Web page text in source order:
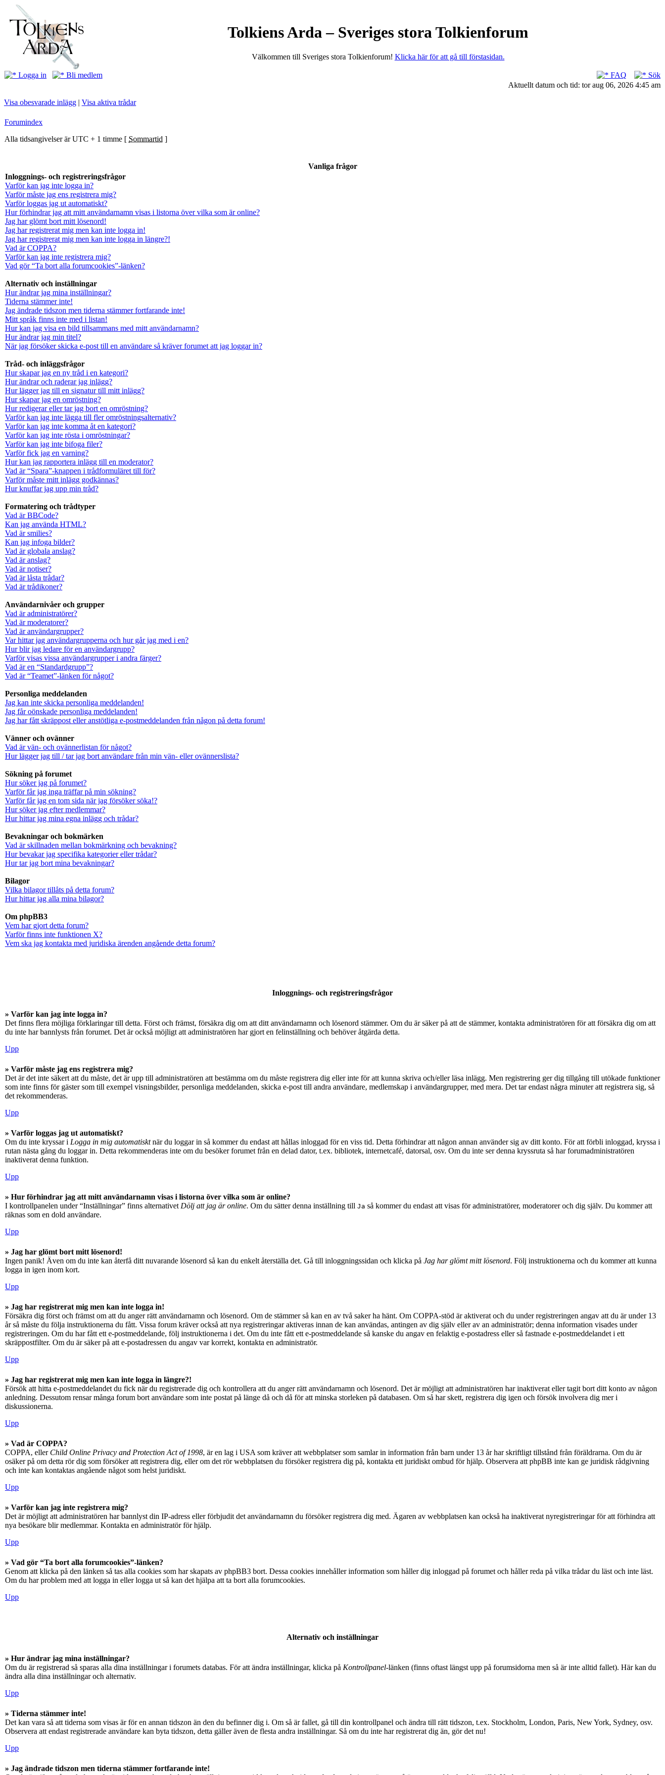
Tolkiens Arda – Sveriges stora Tolkienforum
Välkommen till Sveriges stora Tolkienforum! Klicka här för att gå till förstasidan.
Logga in Bli medlem FAQ
Sök
Aktuellt datum och tid: tor aug 06, 2026 4:45 am
Visa obesvarade inlägg | Visa aktiva trådar
Forumindex
Alla tidsangivelser är UTC + 1 timme [ Sommartid ]
Vanliga frågor
Inloggnings- och registreringsfrågor
Varför kan jag inte logga in?
Varför måste jag ens registrera mig?
Varför loggas jag ut automatiskt?
Hur förhindrar jag att mitt användarnamn visas i listorna över vilka som är online?
Jag har glömt bort mitt lösenord!
Jag har registrerat mig men kan inte logga in!
Jag har registrerat mig men kan inte logga in längre?!
Vad är COPPA?
Varför kan jag inte registrera mig?
Vad gör “Ta bort alla forumcookies”-länken?
Alternativ och inställningar
Hur ändrar jag mina inställningar?
Tiderna stämmer inte!
Jag ändrade tidszon men tiderna stämmer fortfarande inte!
Mitt språk finns inte med i listan!
Hur kan jag visa en bild tillsammans med mitt användarnamn?
Hur ändrar jag min titel?
När jag försöker skicka e-post till en användare så kräver forumet att jag loggar in?
Tråd- och inläggsfrågor
Hur skapar jag en ny tråd i en kategori?
Hur ändrar och raderar jag inlägg?
Hur lägger jag till en signatur till mitt inlägg?
Hur skapar jag en omröstning?
Hur redigerar eller tar jag bort en omröstning?
Varför kan jag inte lägga till fler omröstningsalternativ?
Varför kan jag inte komma åt en kategori?
Varför kan jag inte rösta i omröstningar?
Varför kan jag inte bifoga filer?
Varför fick jag en varning?
Hur kan jag rapportera inlägg till en moderator?
Vad är “Spara”-knappen i trådformuläret till för?
Varför måste mitt inlägg godkännas?
Hur knuffar jag upp min tråd?
Formatering och trådtyper
Vad är BBCode?
Kan jag använda HTML?
Vad är smilies?
Kan jag infoga bilder?
Vad är globala anslag?
Vad är anslag?
Vad är notiser?
Vad är låsta trådar?
Vad är trådikoner?
Användarnivåer och grupper
Vad är administratörer?
Vad är moderatorer?
Vad är användargrupper?
Var hittar jag användargrupperna och hur går jag med i en?
Hur blir jag ledare för en användargrupp?
Varför visas vissa användargrupper i andra färger?
Vad är en “Standardgrupp”?
Vad är “Teamet”-länken för något?
Personliga meddelanden
Jag kan inte skicka personliga meddelanden!
Jag får oönskade personliga meddelanden!
Jag har fått skräppost eller anstötliga e-postmeddelanden från någon på detta forum!
Vänner och ovänner
Vad är vän- och ovännerlistan för något?
Hur lägger jag till / tar jag bort användare från min vän- eller ovännerslista?
Sökning på forumet
Hur söker jag på forumet?
Varför får jag inga träffar på min sökning?
Varför får jag en tom sida när jag försöker söka!?
Hur söker jag efter medlemmar?
Hur hittar jag mina egna inlägg och trådar?
Bevakningar och bokmärken
Vad är skillnaden mellan bokmärkning och bevakning?
Hur bevakar jag specifika kategorier eller trådar?
Hur tar jag bort mina bevakningar?
Bilagor
Vilka bilagor tillåts på detta forum?
Hur hittar jag alla mina bilagor?
Om phpBB3
Vem har gjort detta forum?
Varför finns inte funktionen X?
Vem ska jag kontakta med juridiska ärenden angående detta forum?
Inloggnings- och registreringsfrågor
» Varför kan jag inte logga in?
Det finns flera möjliga förklaringar till detta. Först och främst, försäkra dig om att ditt användarnamn och lösenord stämmer. Om du är säker på att de stämmer, kontakta administratören för att försäkra dig om att
du inte har bannlysts från forumet. Det är också möjligt att administratören har gjort en felinställning och behöver åtgärda detta.
Upp
» Varför måste jag ens registrera mig?
Det är det inte säkert att du måste, det är upp till administratören att bestämma om du måste registrera dig eller inte för att kunna skriva och/eller läsa inlägg. Men registrering ger dig tillgång till utökade funktioner
som inte finns för gäster som till exempel visningsbilder, personliga meddelanden, skicka e-post till andra användare, medlemskap i användargrupper, med mera. Det tar endast några minuter att registrera sig, så
det rekommenderas.
Upp
» Varför loggas jag ut automatiskt?
Om du inte kryssar i Logga in mig automatisktnär du loggar in så kommer du endast att hållas inloggad för en viss tid. Detta förhindrar att någon annan använder sig av ditt konto. För att förbli inloggad, kryssa i
rutan nästa gång du loggar in. Detta rekommenderas inte om du besöker forumet från en delad dator, t.ex. bibliotek, internetcafé, datorsal, osv. Om du inte ser denna kryssruta så har forumadministratören
inaktiverat denna funktion.
Upp
» Hur förhindrar jag att mitt användarnamn visas i listorna över vilka som är online?
I kontrollpanelen under “Inställningar” finns alternativet Dölj att jag är online. Om du sätter denna inställning till Ja så kommer du endast att visas för administratörer, moderatorer och dig själv. Du kommer att
räknas som en dold användare.
Upp
» Jag har glömt bort mitt lösenord!
Ingen panik! Även om du inte kan återfå ditt nuvarande lösenord så kan du enkelt återställa det. Gå till inloggningssidan och klicka på Jag har glömt mitt lösenord. Följ instruktionerna och du kommer att kunna
logga in igen inom kort.
Upp
» Jag har registrerat mig men kan inte logga in!
Försäkra dig först och främst om att du anger rätt användarnamn och lösenord. Om de stämmer så kan en av två saker ha hänt. Om COPPA-stöd är aktiverat och du under registreringen angav att du är under 13
år så måste du följa instruktionerna du fått. Vissa forum kräver också att nya registreringar aktiveras innan de kan användas, antingen av dig själv eller av an administratör; denna information visades under
registreringen. Om du har fått ett e-postmeddelande, följ instruktionerna i det. Om du inte fått ett e-postmeddelande så kanske du angav en felaktig e-postadress eller så fastnade e-postmeddelandet i ett
skräppostfilter. Om du är säker på att e-postadressen du angav var korrekt, kontakta en administratör.
Upp
» Jag har registrerat mig men kan inte logga in längre?!
Försök att hitta e-postmeddelandet du fick när du registrerade dig och kontrollera att du anger rätt användarnamn och lösenord. Det är möjligt att administratören har inaktiverat eller tagit bort ditt konto av någon
anledning. Dessutom rensar många forum bort användare som inte postat på länge då och då för att minska storleken på databasen. Om så har skett, registrera dig igen och försök involvera dig mer i
diskussionerna.
Upp
» Vad är COPPA?
COPPA, eller Child Online Privacy and Protection Act of 1998, är en lag i USA som kräver att webbplatser som samlar in information från barn under 13 år har skriftligt tillstånd från föräldrarna. Om du är
osäker på om detta rör dig som försöker att registrera dig, eller om det rör webbplatsen du försöker registrera dig på, kontakta ett juridiskt ombud för hjälp. Observera att phpBB inte kan ge juridisk rådgivning
och inte kan kontaktas angående något som helst juridiskt.
Upp
» Varför kan jag inte registrera mig?
Det är möjligt att administratören har bannlyst din IP-adress eller förbjudit det användarnamn du försöker registrera dig med. Ägaren av webbplatsen kan också ha inaktiverat nyregistreringar för att förhindra att
nya besökare blir medlemmar. Kontakta en administratör för hjälp.
Upp
» Vad gör “Ta bort alla forumcookies”-länken?
Genom att klicka på den länken så tas alla cookies som har skapats av phpBB3 bort. Dessa cookies innehåller information som håller dig inloggad på forumet och håller reda på vilka trådar du läst och inte läst.
Om du har problem med att logga in eller logga ut så kan det hjälpa att ta bort alla forumcookies.
Upp
Alternativ och inställningar
» Hur ändrar jag mina inställningar?
Om du är registrerad så sparas alla dina inställningar i forumets databas. För att ändra inställningar, klicka på Kontrollpanel-länken (finns oftast längst upp på forumsidorna men så är inte alltid fallet). Här kan du
ändra alla dina inställningar och alternativ.
Upp
» Tiderna stämmer inte!
Det kan vara så att tiderna som visas är för en annan tidszon än den du befinner dig i. Om så är fallet, gå till din kontrollpanel och ändra till rätt tidszon, t.ex. Stockholm, London, Paris, New York, Sydney, osv.
Observera att endast registrerade användare kan byta tidszon, detta gäller även de flesta andra inställningar. Så om du inte har registrerat dig än, gör det nu!
Upp
» Jag ändrade tidszon men tiderna stämmer fortfarande inte!